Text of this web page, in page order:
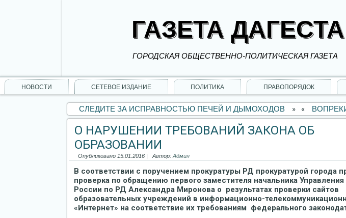
ГАЗЕТА
ГОРОДСКАЯ ОБЩЕСТВЕННО-ПОЛИТИЧЕСКАЯ ГАЗЕТА
НОВОСТИ СЕТЕВОЕ ИЗДАНИЕ ПОЛИТИКА ПРАВОПОРЯДОК
СЛЕДИТЕ ЗА ИСПРАВНОСТЬЮ ПЕЧЕЙ И ДЫМОХОДОВ » «
О НАРУШЕНИИ ТРЕБОВАНИЙ ЗАКОНА ОБ
ОБРАЗОВАНИИ
Опубликовано 15.01.2016 | Автор: Админ
В соответствии с поручением прокуратуры РД прокуратурой города
проверка по обращению первого заместителя начальника
России по РД Александра Миронова о результатах проверки сайтов
образовательных учреждений в информационно-
«Интернет» на соответствие их требованиям федерального